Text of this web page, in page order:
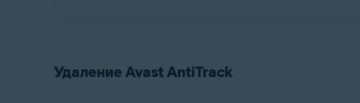
Удаление Avast AntiTrack